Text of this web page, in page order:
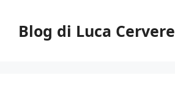
contenuto
Blog di Luca Cervere